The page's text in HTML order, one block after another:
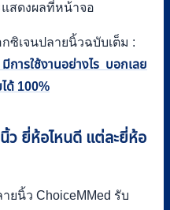
แสดงผลที่หน้าจอ
ซิเจนปลายนิ้วฉบับเต็ม :
การใช้งานอย่างไร บอกเลย
ด้ 100%
ว ยี่ห้อไหนดี แต่ละยี่ห้อ
ยนิ้ว ChoiceMMed รับ